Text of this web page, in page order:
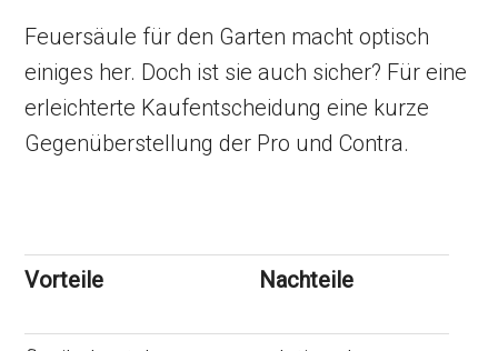
Feuersäule für den Garten macht optisch
einiges her. Doch ist sie auch sicher? Für eine
erleichterte Kaufentscheidung eine kurze
Gegenüberstellung der Pro und Contra.
Vorteile Nachteile